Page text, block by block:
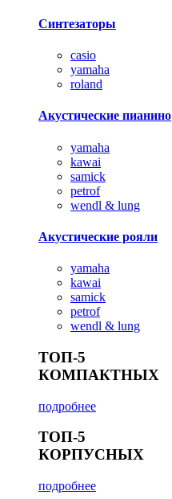
Синтезаторы
casio
yamaha
roland
Акустические пианино
yamaha
kawai
samick
petrof
wendl & lung
Акустические рояли
yamaha
kawai
samick
petrof
wendl & lung
ТОП-5
КОМПАКТНЫХ
подробнее
ТОП-5
КОРПУСНЫХ
подробнее